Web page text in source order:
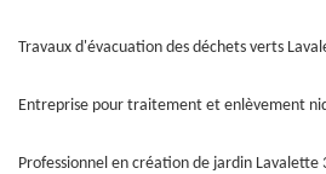
Travaux d'évacuation des déchets verts
Entreprise pour traitement et enlèvement
Professionnel en création de jardin Lavalette